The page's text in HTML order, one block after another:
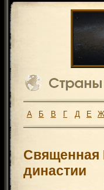
А Б В Г Д Е Ж
Священная
династии